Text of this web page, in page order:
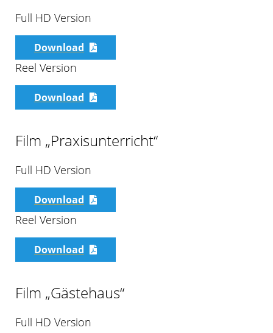
Full HD Version
Download
Reel Version
Download
Film „Praxisunterricht“
Full HD Version
Download
Reel Version
Download
Film „Gästehaus“
Full HD Version